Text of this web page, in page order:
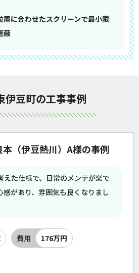
置に合わせたスクリーンで最小限
蔽
伊豆町の工事事例
（伊豆熱川）A様の事例
えた仕様で、日常のメンテが楽で
感があり、雰囲気も良くなりまし
費用 176万円